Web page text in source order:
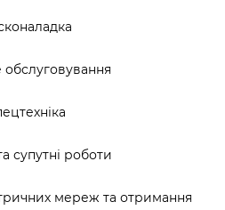
обслуговування
супутні роботи
мереж та отримання